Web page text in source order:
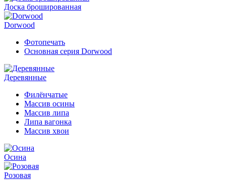
Доска брошированная
Dorwood
Фотопечать
Основная серия Dorwood
Деревянные
Филёнчатые
Массив осины
Массив липа
Липа вагонка
Массив хвои
Осина
Розовая